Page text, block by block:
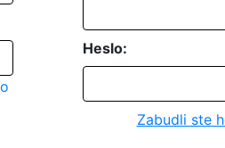
Heslo:
Zabudli ste